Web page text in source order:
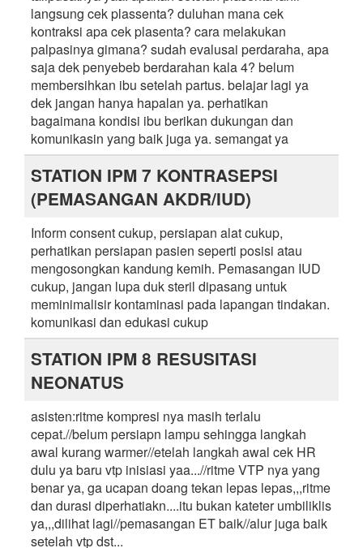
langsung cek plassenta? duluhan mana cek
kontraksi apa cek plasenta? cara melakukan
palpasinya gimana? sudah evalusai perdaraha, apa
saja dek penyebeb berdarahan kala 4? belum
membersihkan ibu setelah partus. belajar lagi ya
dek jangan hanya hapalan ya. perhatikan
bagaimana kondisi ibu berikan dukungan dan
komunikasin yang baik juga ya. semangat ya
STATION IPM 7 KONTRASEPSI
(PEMASANGAN AKDR/IUD)
Inform consent cukup, persiapan alat cukup,
perhatikan persiapan pasien seperti posisi atau
mengosongkan kandung kemih. Pemasangan IUD
cukup, jangan lupa duk steril dipasang untuk
meminimalisir kontaminasi pada lapangan tindakan.
komunikasi dan edukasi cukup
STATION IPM 8 RESUSITASI
NEONATUS
asisten:ritme kompresi nya masih terlalu
cepat.//belum persiapn lampu sehingga langkah
awal kurang warmer//etelah langkah awal cek HR
dulu ya baru vtp inisiasi yaa...//ritme VTP nya yang
benar ya, ga ucapan doang tekan lepas lepas,,,ritme
dan durasi diperhatiakn....itu bukan kateter umbiliklis
ya,,,dilihat lagi//pemasangan ET baik//alur juga baik
setelah vtp dst...